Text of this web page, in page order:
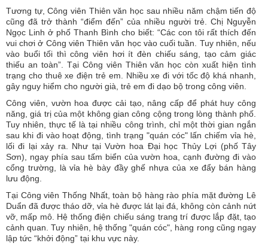
Tương tự, Công viên Thiên văn học sau nhiều năm chậm tiến độ
cũng đã trở thành “điểm đến” của nhiều người trẻ. Chị Nguyễn
Ngọc Linh ở phố Thanh Bình cho biết: “Các con tôi rất thích đến
vui chơi ở Công viên Thiên văn học vào cuối tuần. Tuy nhiên, nếu
vào buổi tối thì công viên hơi ít đèn chiếu sáng, tạo cảm giác
thiếu an toàn”. Tại Công viên Thiên văn học còn xuất hiện tình
trạng cho thuê xe điện trẻ em. Nhiều xe đi với tốc độ khá nhanh,
gây nguy hiểm cho người già, trẻ em đi dạo bộ trong công viên.
Công viên, vườn hoa được cải tạo, nâng cấp để phát huy công
năng, giá trị của một không gian công cộng trong lòng thành phố.
Tuy nhiên, thực tế là tại nhiều công trình, chỉ một thời gian ngắn
sau khi đi vào hoạt động, tình trạng "quán cóc" lấn chiếm vỉa hè,
lối đi lại xảy ra. Như tại Vườn hoa Đại học Thủy Lợi (phố Tây
Sơn), ngay phía sau tấm biển của vườn hoa, cạnh đường đi vào
cổng trường, là vỉa hè bày đầy ghế nhựa của xe đẩy bán hàng
lưu động.
Tại Công viên Thống Nhất, toàn bộ hàng rào phía mặt đường Lê
Duẩn đã được tháo dỡ, vỉa hè được lát lại đá, không còn cảnh nứt
vỡ, mấp mô. Hệ thống điện chiếu sáng trang trí được lắp đặt, tạo
cảnh quan. Tuy nhiên, hệ thống "quán cóc", hàng rong cũng ngay
lập tức “khởi động” tại khu vực này.